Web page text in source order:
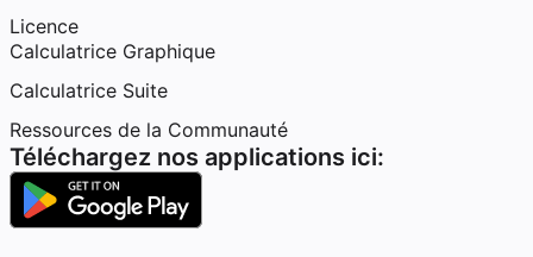
Licence
Calculatrice Graphique
Calculatrice Suite
Ressources de la Communauté
Téléchargez nos applications ici: